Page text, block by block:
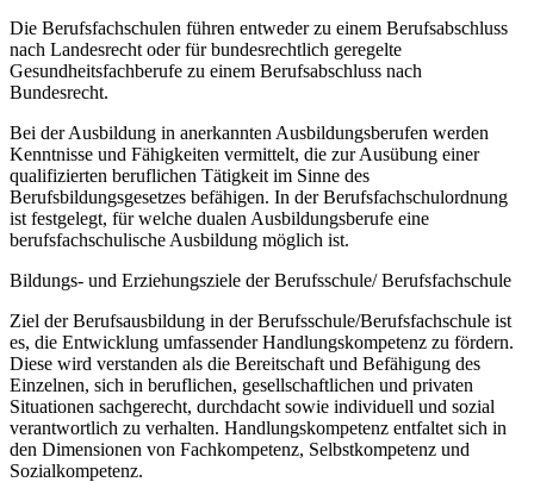
Die Berufsfachschulen führen entweder zu einem Berufsabschluss
nach Landesrecht oder für bundesrechtlich geregelte
Gesundheitsfachberufe zu einem Berufsabschluss nach
Bundesrecht.
Bei der Ausbildung in anerkannten Ausbildungsberufen werden
Kenntnisse und Fähigkeiten vermittelt, die zur Ausübung einer
qualifizierten beruflichen Tätigkeit im Sinne des
Berufsbildungsgesetzes befähigen. In der Berufsfachschulordnung
ist festgelegt, für welche dualen Ausbildungsberufe eine
berufsfachschulische Ausbildung möglich ist.
Bildungs- und Erziehungsziele der Berufsschule/ Berufsfachschule
Ziel der Berufsausbildung in der Berufsschule/Berufsfachschule ist
es, die Entwicklung umfassender Handlungskompetenz zu fördern.
Diese wird verstanden als die Bereitschaft und Befähigung des
Einzelnen, sich in beruflichen, gesellschaftlichen und privaten
Situationen sachgerecht, durchdacht sowie individuell und sozial
verantwortlich zu verhalten. Handlungskompetenz entfaltet sich in
den Dimensionen von Fachkompetenz, Selbstkompetenz und
Sozialkompetenz.